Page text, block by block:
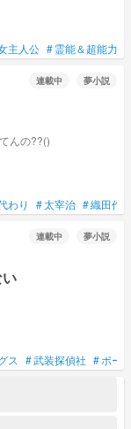
主人公 #霊能＆超能力
連載中 夢小説
んの??()
わり #太宰治 #織田作
連載中 夢小説
ス #武装探偵社 #ポー